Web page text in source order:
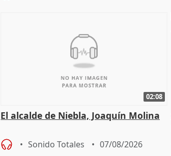
02:08
El alcalde de Niebla, Joaquín Molina
Sonido Totales 07/08/2026